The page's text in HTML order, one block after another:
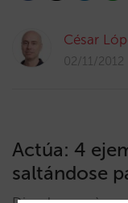
César
02/11/2012
Actúa: 4
saltándose